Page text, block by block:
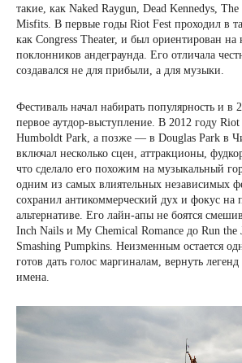
такие, как Naked Raygun, Dead Kennedys,
Misfits. В первые годы Riot Fest проходил в
как Congress Theater, и был ориентирован на
поклонников андеграунда. Его отличала
создавался не для прибыли, а для музыки.
Фестиваль начал набирать популярность и в
первое аутдор-выступление. В 2012 году Riot
Humboldt Park, а позже — в Douglas Park в
включал несколько сцен, аттракционы,
что сделало его похожим на музыкальный
одним из самых влиятельных независимых
сохранил антикоммерческий дух и фокус на
альтернативе. Его лайн-апы не боятся
Inch Nails и My Chemical Romance до Run the
Smashing Pumpkins. Неизменным остается
готов дать голос маргиналам, вернуть
имена.